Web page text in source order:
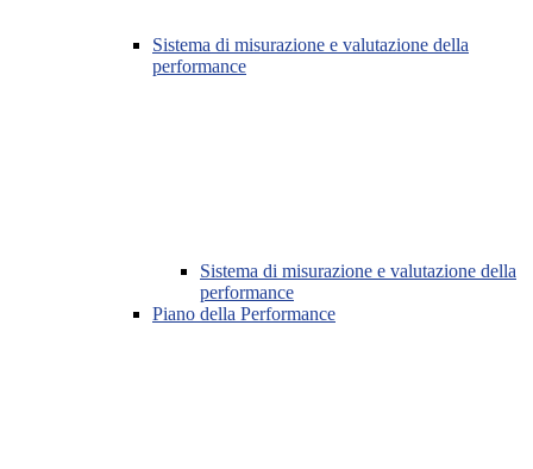
Sistema di misurazione e valutazione della
performance
Sistema di misurazione e valutazione della
performance
Piano della Performance